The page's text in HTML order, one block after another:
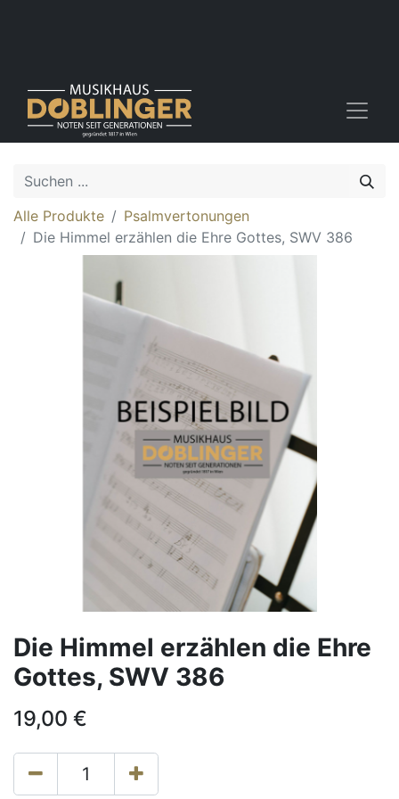
Alle Produkte
Psalmvertonungen
Die Himmel erzählen die Ehre Gottes, SWV 386
Die Himmel erzählen die Ehre
Gottes, SWV 386
19,00 €